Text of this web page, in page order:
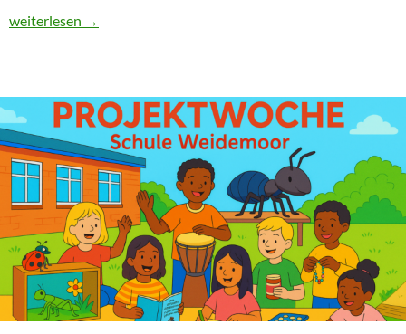
🌞 Sommerfest an der Schule Weidemoor – Ein Fest für alle
weiterlesen →